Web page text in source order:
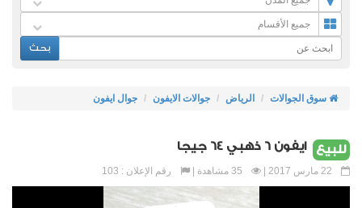
جميع الأقسام
بحث
سوق الجوالات الرياض جوالات الايفون جوال ايفون
للبيع ايفون 6 ذهبي 64 جيجا
رقم الإعلان : 103